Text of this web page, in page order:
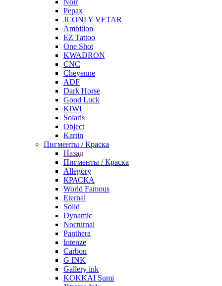
Noir
Pepax
JCONLY VETAR
Ambition
EZ Tattoo
One Shot
KWADRON
CNC
Cheyenne
ADF
Dark Horse
Good Luck
KIWI
Solaris
Object
Kartin
Пигменты / Краска
Назад
Пигменты / Краска
Allegory
КРАСКА
World Famous
Eternal
Solid
Dynamic
Nocturnal
Panthera
Intenze
Carbon
G INK
Gallery ink
KOKKAI Sumi